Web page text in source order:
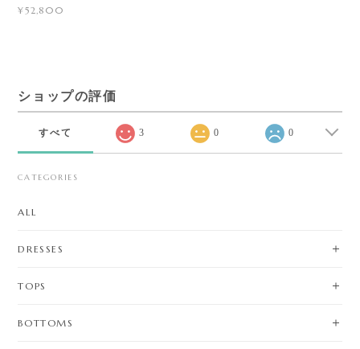
¥52,800
ショップの評価
すべて 3 0 0
CATEGORIES
ALL
DRESSES
TOPS
BOTTOMS